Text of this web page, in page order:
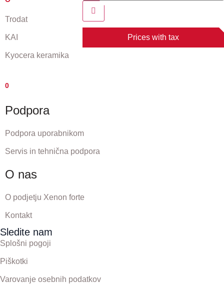
Prices with tax
Trodat
KAI
Kyocera keramika
0
Podpora
Podpora uporabnikom
Servis in tehnična podpora
O nas
O podjetju Xenon forte
Kontakt
Sledite nam
Splošni pogoji
Piškotki
Varovanje osebnih podatkov